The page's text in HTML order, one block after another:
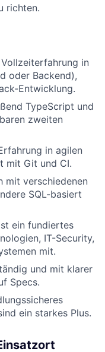
richten.
in
oder Backend),
Entwicklung.
TypeScript und
zweiten
in agilen
mit Git und CI.
mit verschiedenen
SQL-basiert
ein fundiertes
IT-Security,
mit.
und mit klarer
Specs.
ein starkes Plus.